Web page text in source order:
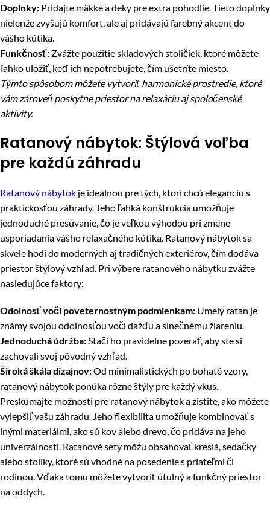
Doplnky: Pridajte mäkké a deky pre extra pohodlie. Tieto doplnky
nielenže zvyšujú komfort, ale aj pridávajú farebný akcent do
vášho kútika.
Funkčnosť: Zvážte použitie skladových stoličiek, ktoré môžete
ľahko uložiť, keď ich nepotrebujete, čím ušetríte miesto.
Týmto spôsobom môžete vytvoriť harmonické prostredie, ktoré
vám zároveň poskytne priestor na relaxáciu aj spoločenské
aktivity.
Ratanový nábytok: Štýlová voľba
pre každú záhradu
Ratanový nábytok je ideálnou pre tých, ktorí chcú eleganciu s
praktickosťou záhrady. Jeho ľahká konštrukcia umožňuje
jednoduché presúvanie, čo je veľkou výhodou pri zmene
usporiadania vášho relaxačného kútika. Ratanový nábytok sa
skvele hodí do moderných aj tradičných exteriérov, čím dodáva
priestor štýlový vzhľad. Pri výbere ratanového nábytku zvážte
nasledujúce faktory:
Odolnosť voči poveternostným podmienkam: Umelý ratan je
známy svojou odolnosťou voči dažďu a slnečnému žiareniu.
Jednoduchá údržba: Stačí ho pravidelne pozerať, aby ste si
zachovali svoj pôvodný vzhľad.
Široká škála dizajnov:Od minimalistických po bohaté vzory,
ratanový nábytok ponúka rôzne štýly pre každý vkus.
Preskúmajte možnosti pre ratanový nábytok a zistite, ako môžete
vylepšiť vašu záhradu. Jeho flexibilita umožňuje kombinovať s
inými materiálmi, ako sú kov alebo drevo, čo pridáva na jeho
univerzálnosti. Ratanové sety môžu obsahovať kreslá, sedačky
alebo stolíky, ktoré sú vhodné na posedenie s priateľmi či
rodinou. Vďaka tomu môžete vytvoriť útulný a funkčný priestor
na oddych.